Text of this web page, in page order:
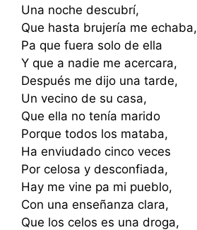
Una noche descubrí,
Que hasta brujería me echaba,
Pa que fuera solo de ella
Y que a nadie me acercara,
Después me dijo una tarde,
Un vecino de su casa,
Que ella no tenía marido
Porque todos los mataba,
Ha enviudado cinco veces
Por celosa y desconfiada,
Hay me vine pa mi pueblo,
Con una enseñanza clara,
Que los celos es una droga,